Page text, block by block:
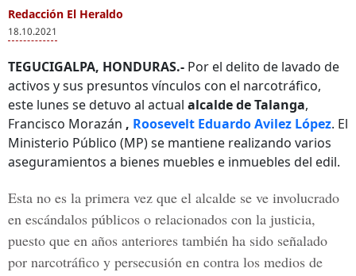
Redacción El Heraldo
18.10.2021
TEGUCIGALPA, HONDURAS.- Por el delito de lavado de
activos y sus presuntos vínculos con el narcotráfico,
este lunes se detuvo al actual alcalde de Talanga,
Francisco Morazán , Roosevelt Eduardo Avilez López. El
Ministerio Público (MP) se mantiene realizando varios
aseguramientos a bienes muebles e inmuebles del edil.
Esta no es la primera vez que el alcalde se ve involucrado
en escándalos públicos o relacionados con la justicia,
puesto que en años anteriores también ha sido señalado
por narcotráfico y persecusión en contra los medios de